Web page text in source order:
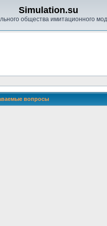
Simulation.su
общества имитационного
вопросы